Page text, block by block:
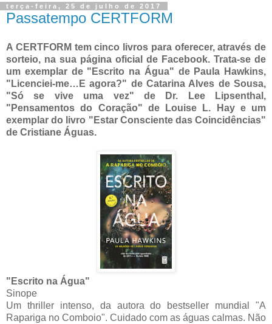
terça-feira, 25 de julho de 2017
Passatempo CERTFORM
A CERTFORM tem cinco livros para oferecer, através de
sorteio, na sua página oficial de Facebook. Trata-se de
um exemplar de "Escrito na Água" de Paula Hawkins,
"Licenciei-me…E agora?" de Catarina Alves de Sousa,
"Só se vive uma vez" de Dr. Lee Lipsenthal,
"Pensamentos do Coração" de Louise L. Hay e um
exemplar do livro "Estar Consciente das Coincidências"
de Cristiane Águas.
"Escrito na Água"
Sinope
Um thriller intenso, da autora do bestseller mundial "A
Rapariga no Comboio". Cuidado com as águas calmas. Não